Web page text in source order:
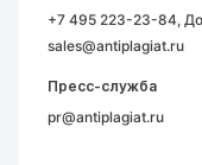
+7 495 223-23-84,
sales@antiplagiat.ru
Пресс-служба
pr@antiplagiat.ru